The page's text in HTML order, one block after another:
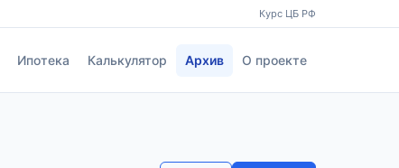
Курс ЦБ РФ
Ипотека Калькулятор Архив О проекте